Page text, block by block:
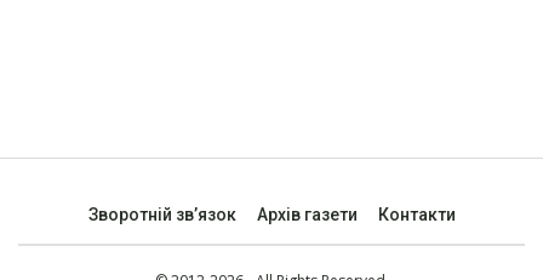
Зворотній зв’язок Архів газети Контакти